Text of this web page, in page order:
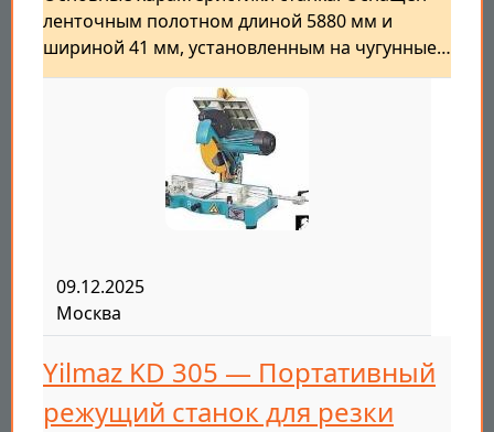
ленточным полотном длиной 5880 мм и
шириной 41 мм, установленным на чугунные…
09.12.2025
Москва
Yilmaz KD 305 — Портативный
режущий станок для резки